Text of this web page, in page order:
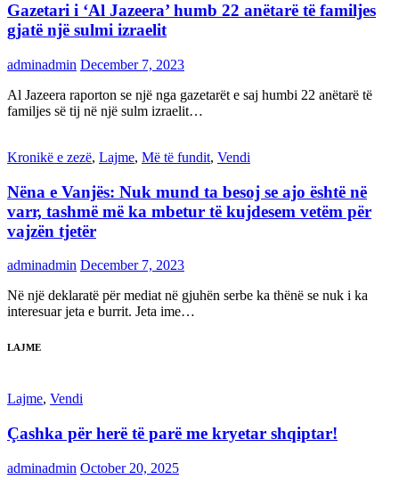
Gazetari i ‘Al Jazeera’ humb 22 anëtarë të familjes
gjatë një sulmi izraelit
adminadmin December 7, 2023
Al Jazeera raporton se një nga gazetarët e saj humbi 22 anëtarë të
familjes së tij në një sulm izraelit…
Kronikë e zezë, Lajme, Më të fundit, Vendi
Nëna e Vanjës: Nuk mund ta besoj se ajo është në
varr, tashmë më ka mbetur të kujdesem vetëm për
vajzën tjetër
adminadmin December 7, 2023
Në një deklaratë për mediat në gjuhën serbe ka thënë se nuk i ka
interesuar jeta e burrit. Jeta ime…
LAJME
Lajme, Vendi
Çashka për herë të parë me kryetar shqiptar!
adminadmin October 20, 2025